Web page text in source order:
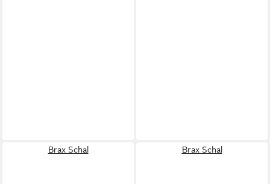
Brax Schal Brax Schal